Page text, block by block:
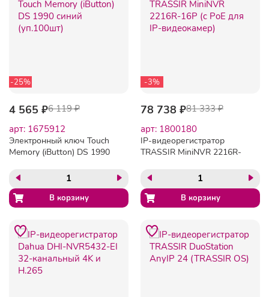
-25%
4 565 ₽6 119 ₽
арт: 1675912
Электронный ключ Touch
Memory (iButton) DS 1990
-3%
78 738 ₽81 333 ₽
арт: 1800180
IP-видеорегистратор
TRASSIR MiniNVR 2216R-
видеокамер)